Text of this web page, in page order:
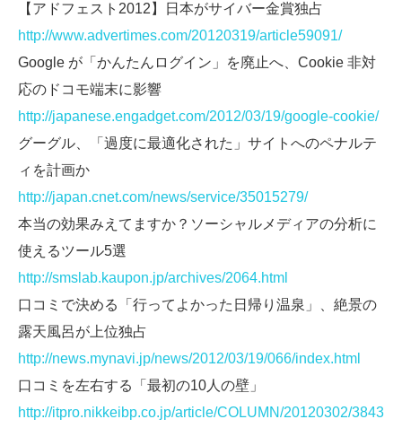
【アドフェスト2012】日本がサイバー金賞独占
http://www.advertimes.com/20120319/article59091/
Google が「かんたんログイン」を廃止へ、Cookie 非対
応のドコモ端末に影響
http://japanese.engadget.com/2012/03/19/google-cookie/
グーグル、「過度に最適化された」サイトへのペナルテ
ィを計画か
http://japan.cnet.com/news/service/35015279/
本当の効果みえてますか？ソーシャルメディアの分析に
使えるツール5選
http://smslab.kaupon.jp/archives/2064.html
口コミで決める「行ってよかった日帰り温泉」、絶景の
露天風呂が上位独占
http://news.mynavi.jp/news/2012/03/19/066/index.html
口コミを左右する「最初の10人の壁」
http://itpro.nikkeibp.co.jp/article/COLUMN/20120302/3843